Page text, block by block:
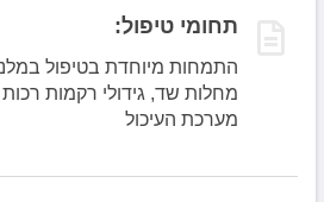
פרופ' גוטמן הינו פרופ' חבר ומשמש
הספר לרפואה שבאוניברסיטת תל
הוראת הסטודנטים במערך הכירורגי
היו"ר היוצא וחבר וועד של החברה
אונקולוגית הישראלית.
תחומי טיפול:
התמחות מיוחדת בטיפול
מחלות שד, גידולי רקמות רכות
מערכת העיכול